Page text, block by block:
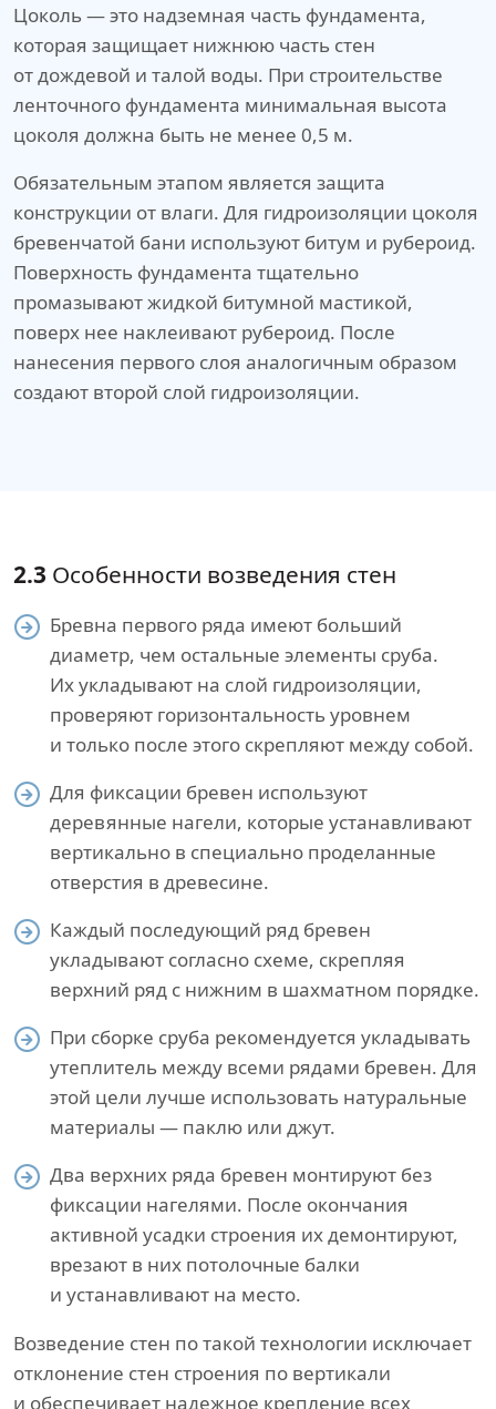
Цоколь — это надземная часть фундамента,
которая защищает нижнюю часть стен
от дождевой и талой воды. При строительстве
ленточного фундамента минимальная высота
цоколя должна быть не менее 0,5 м.
Обязательным этапом является защита
конструкции от влаги. Для гидроизоляции цоколя
бревенчатой бани используют битум и рубероид.
Поверхность фундамента тщательно
промазывают жидкой битумной мастикой,
поверх нее наклеивают рубероид. После
нанесения первого слоя аналогичным образом
создают второй слой гидроизоляции.
2.3 Особенности возведения стен
Бревна первого ряда имеют больший
диаметр, чем остальные элементы сруба.
Их укладывают на слой гидроизоляции,
проверяют горизонтальность уровнем
и только после этого скрепляют между собой.
Для фиксации бревен используют
деревянные нагели, которые устанавливают
вертикально в специально проделанные
отверстия в древесине.
Каждый последующий ряд бревен
укладывают согласно схеме, скрепляя
верхний ряд с нижним в шахматном порядке.
При сборке сруба рекомендуется укладывать
утеплитель между всеми рядами бревен. Для
этой цели лучше использовать натуральные
материалы — паклю или джут.
Два верхних ряда бревен монтируют без
фиксации нагелями. После окончания
активной усадки строения их демонтируют,
врезают в них потолочные балки
и устанавливают на место.
Возведение стен по такой технологии исключает
отклонение стен строения по вертикали
и обеспечивает надежное крепление всех